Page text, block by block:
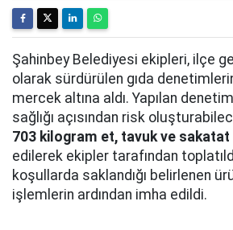
Şahinbey Belediyesi ekipleri, ilçe
olarak sürdürülen gıda
mercek altına aldı. Yapılan
sağlığı açısından risk
703 kilogram et, tavuk ve sakatat
edilerek ekipler tarafından
koşullarda saklandığı belirlenen
işlemlerin ardından imha edildi.